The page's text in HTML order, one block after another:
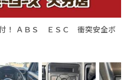
！ ＡＢＳ ＥＳＣ 衝突安全ボ